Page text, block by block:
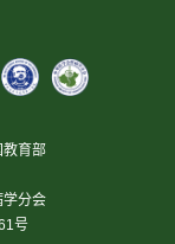
教育部
学分会
号